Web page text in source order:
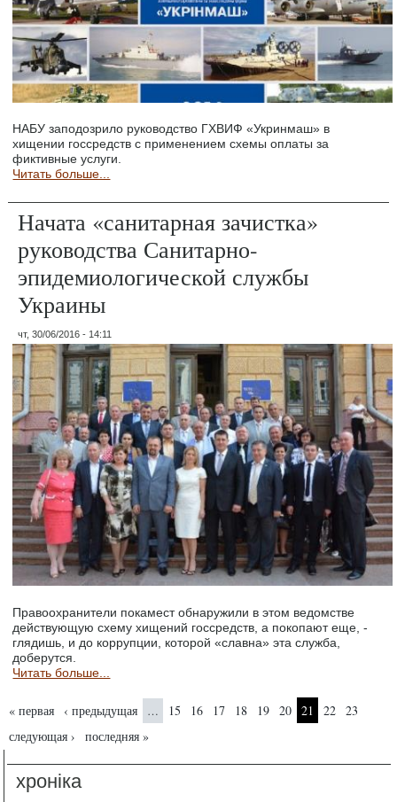
НАБУ заподозрило руководство ГХВИФ «Укринмаш» в
хищении госсредств с применением схемы оплаты за
фиктивные услуги.
Читать больше...
Начата «санитарная зачистка»
руководства Санитарно-
эпидемиологической службы
Украины
чт, 30/06/2016 - 14:11
Правоохранители покамест обнаружили в этом ведомстве
действующую схему хищений госсредств, а покопают еще, -
глядишь, и до коррупции, которой «славна» эта служба,
доберутся.
Читать больше...
Страницы
« первая ‹ предыдущая … 15 16 17 18 19 20 21 22
23
следующая ›
последняя »
хроніка